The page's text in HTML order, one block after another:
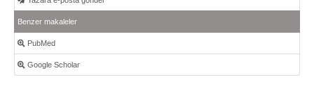
Benzer makaleler
PubMed
Google Scholar